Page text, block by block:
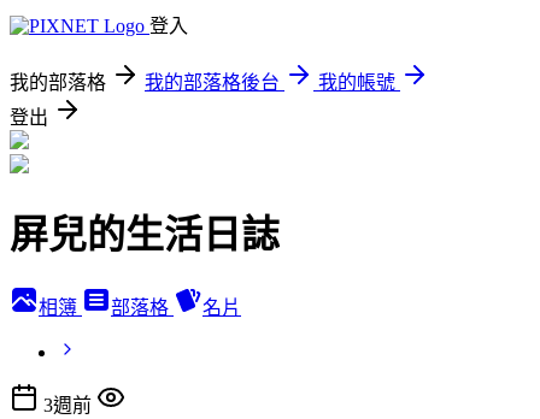
登入
我的部落格 我的部落格後台
我的帳號
登出
屏兒的生活日誌
相簿 部落格 名片
3週前